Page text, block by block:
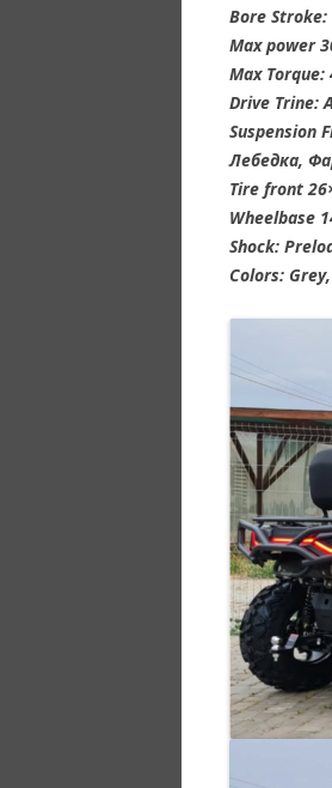
Bore
Max power
Max
Drive Trine:
Suspension
Лебедка,
Tire front
Wheelbase
Shock:
Colors: